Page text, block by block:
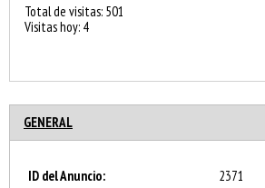
Total de visitas: 501
Visitas hoy: 4
GENERAL
ID del Anuncio:
2371